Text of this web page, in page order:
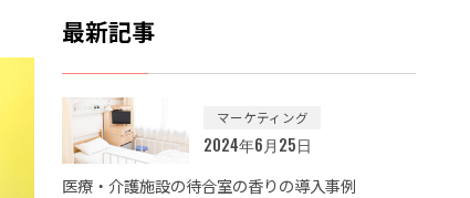
最新記事
マーケティング
2024年6月25日
医療・介護施設の待合室の香りの導入事例